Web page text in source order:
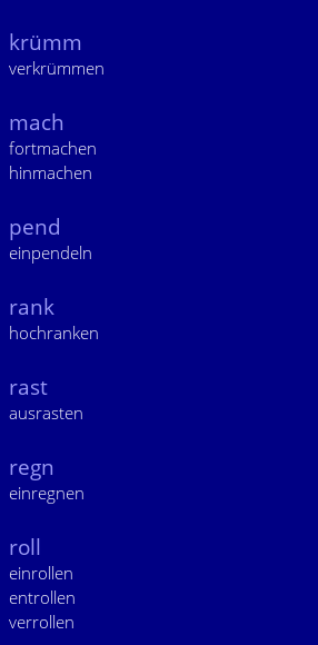
krümm
verkrümmen
mach
fortmachen
hinmachen
pend
einpendeln
rank
hochranken
rast
ausrasten
regn
einregnen
roll
einrollen
entrollen
verrollen